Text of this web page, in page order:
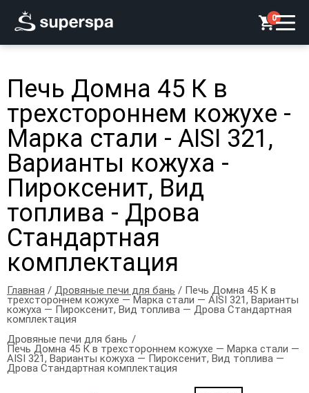
0
Печь Домна 45 К в
трехстороннем кожухе -
Марка стали - AISI 321,
Варианты кожуха -
Пироксенит, Вид
топлива - Дрова
Стандартная
комплектация
Главная / Дровяные печи для бань / Печь Домна 45 К в
трехстороннем кожухе — Марка стали — AISI 321, Варианты
кожуха — Пироксенит, Вид топлива — Дрова Стандартная
комплектация
Дровяные печи для бань
Печь Домна 45 К в трехстороннем кожухе — Марка стали —
AISI 321, Варианты кожуха — Пироксенит, Вид топлива —
Дрова Стандартная комплектация